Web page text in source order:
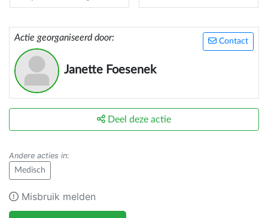
Contact
Actie georganiseerd door:
Janette Foesenek
Deel deze actie
Andere acties in:
Medisch
Misbruik melden